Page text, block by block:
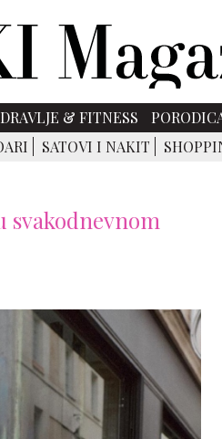
& FITNESS
SATOVI I NAKIT
svakodnevnom